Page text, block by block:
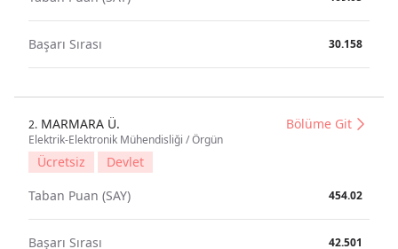
Başarı Sırası 30.158
2. MARMARA Ü.
Elektrik-Elektronik Mühendisliği / Örgün
Bölüme Git
Ücretsiz
Devlet
Taban Puan (SAY)
454.02
Başarı Sırası 42.501